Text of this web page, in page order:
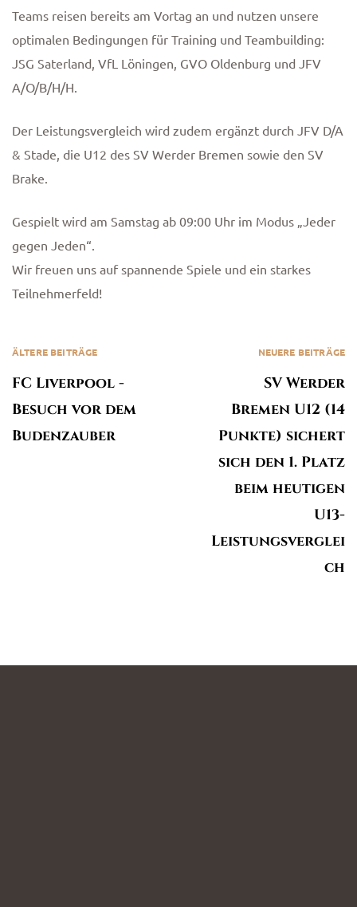
Teams reisen bereits am Vortag an und nutzen unsere
optimalen Bedingungen für Training und Teambuilding:
JSG Saterland, VfL Löningen, GVO Oldenburg und JFV
A/O/B/H/H.
Der Leistungsvergleich wird zudem ergänzt durch JFV D/A
& Stade, die U12 des SV Werder Bremen sowie den SV
Brake.
Gespielt wird am Samstag ab 09:00 Uhr im Modus „Jeder
gegen Jeden“.
Wir freuen uns auf spannende Spiele und ein starkes
Teilnehmerfeld!
ÄLTERE BEITRÄGE
FC Liverpool -
Besuch vor dem
Budenzauber
NEUERE BEITRÄGE
SV Werder
Bremen U12 (14
Punkte) sichert
sich den 1. Platz
beim heutigen
U13-
Leistungsverglei
ch